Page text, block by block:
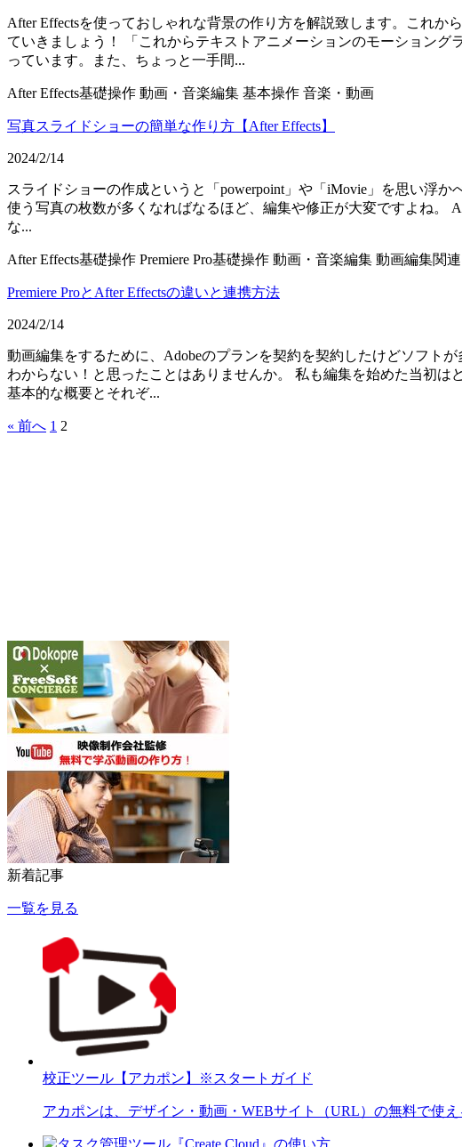
After Effectsを使っておしゃれな背景の作り方を解説致します。これ
ていきましょう！ 「これからテキストアニメーションのモーション
っています。また、ちょっと一手間...
After Effects基礎操作 動画・音楽編集 基本操作 音楽・動画
写真スライドショーの簡単な作り方【After Effects】
2024/2/14
スライドショーの作成というと「powerpoint」や「iMovie」を思い浮
使う写真の枚数が多くなればなるほど、編集や修正が大変ですよね。
な...
After Effects基礎操作 Premiere Pro基礎操作 動画・音楽編集 動画編集関連
Premiere ProとAfter Effectsの違いと連携方法
2024/2/14
動画編集をするために、Adobeのプランを契約を契約したけどソフト
わからない！と思ったことはありませんか。 私も編集を始めた当初
基本的な概要とそれぞ...
« 前へ 1 2
新着記事
一覧を見る
校正ツール【アカポン】※スタートガイド
アカポンは、デザイン・動画・WEBサイト（URL）の無料で使